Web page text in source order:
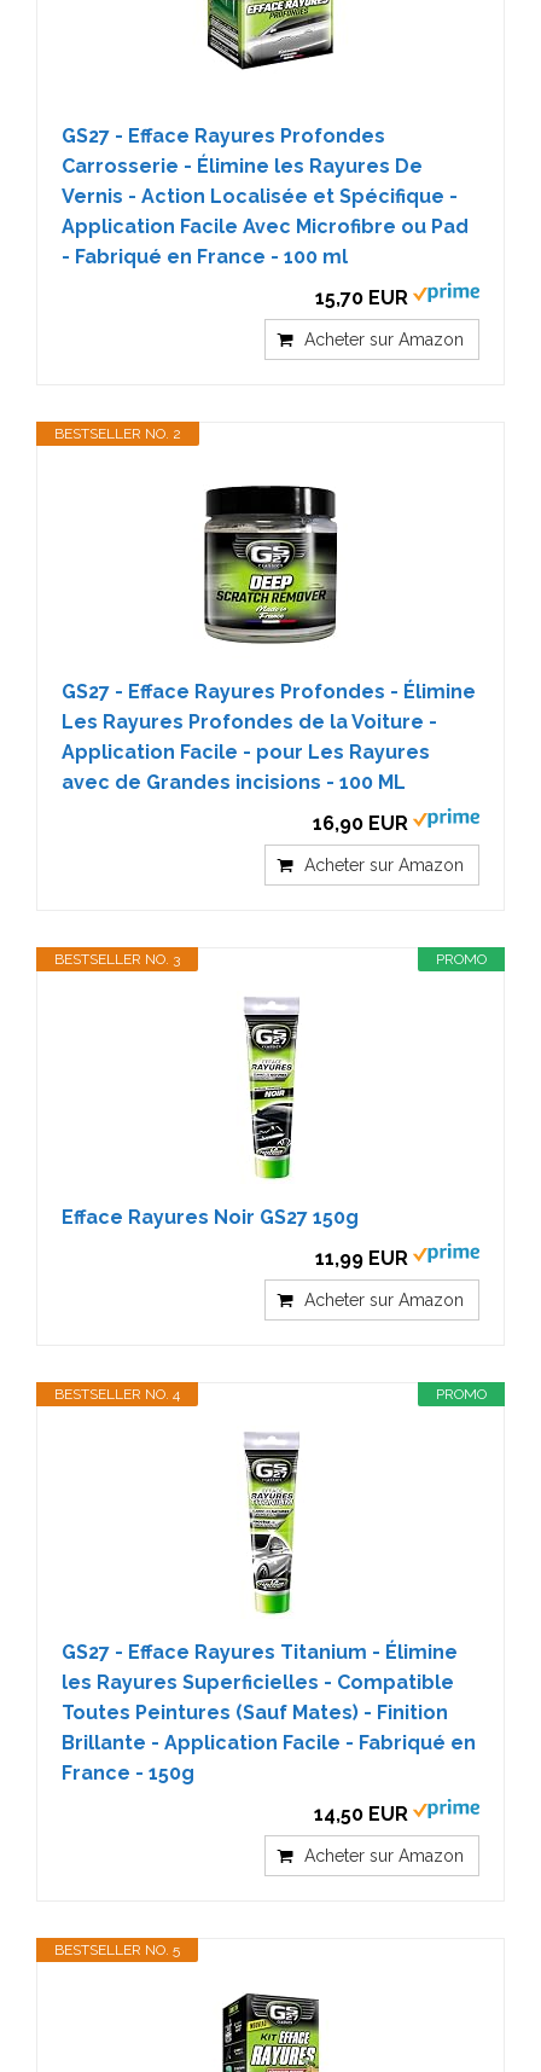
GS27 - Efface Rayures Profondes
Carrosserie - Élimine les Rayures De
Vernis - Action Localisée et Spécifique -
Application Facile Avec Microfibre ou Pad
- Fabriqué en France - 100 ml
15,70 EUR
Acheter sur Amazon
BESTSELLER NO. 2
GS27 - Efface Rayures Profondes - Élimine
Les Rayures Profondes de la Voiture -
Application Facile - pour Les Rayures
avec de Grandes incisions - 100 ML
16,90 EUR
Acheter sur Amazon
PROMO
BESTSELLER NO. 3
Efface Rayures Noir GS27 150g
11,99 EUR
Acheter sur Amazon
PROMO
BESTSELLER NO. 4
GS27 - Efface Rayures Titanium - Élimine
les Rayures Superficielles - Compatible
Toutes Peintures (Sauf Mates) - Finition
Brillante - Application Facile - Fabriqué en
France - 150g
14,50 EUR
Acheter sur Amazon
BESTSELLER NO. 5